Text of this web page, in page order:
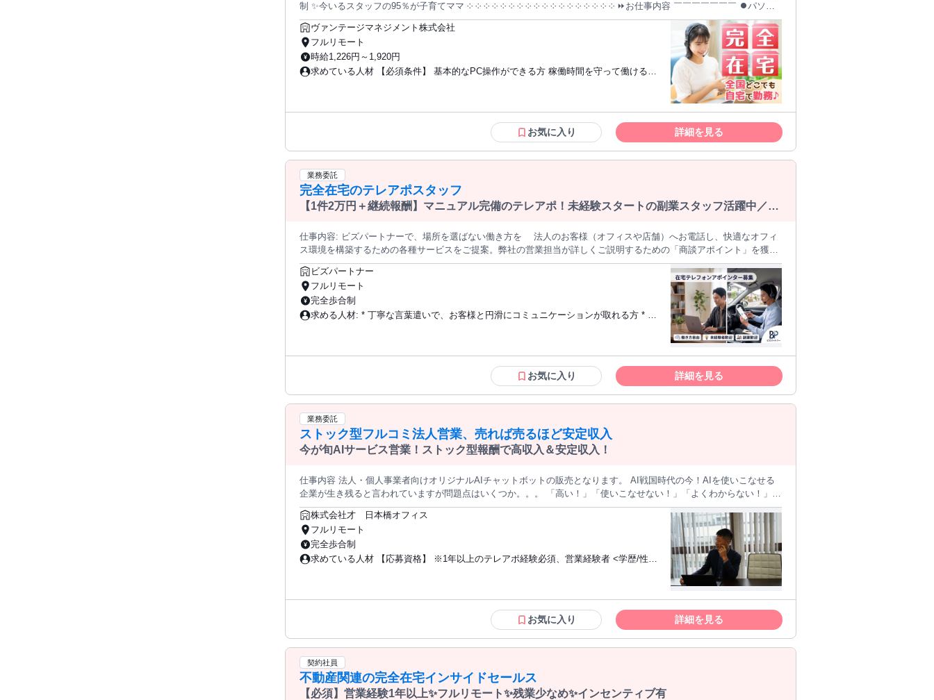
制 ✨今いるスタッフの95％が子育てママ ༶ ༶ ༶ ༶ ༶ ༶ ༶ ༶ ༶ ༶ ༶ ༶ ༶ ༶ ༶ ༶ ༶ ༶ ⏩お仕事内容 ￣￣￣￣￣￣￣ ⏺パソコ
ンでリストをチェック ⏺法人のお客様に電話をかける ⏺対応履歴を入力 …この繰り返し！ 何回かやれば 未経験の方で
もすぐに馴染めます！ 研修なども充実しているので まったく初心者の方でも大丈夫！ 特別難しい用語や 自分で営業ト
ークを考えながら 話すことはないので 安心してくださいね♫ ༶ ༶ ༶ ༶ ༶ ༶ ༶ ༶ ༶ ༶ ༶ ༶ ༶ ༶ ༶ ༶ ༶ ༶ ⭐ おすすめPOINT ⭐
￣￣￣￣￣￣￣￣￣￣￣￣ ✅在宅だから服装・髪型自由 顔出しナシ！声だけで対応OK 普段着のまま、画面に映らない
ので ノーメイクでも大丈夫♫ 「子育て中でメイクの時間がな～～い」 という方たちからも好評です！ ✅シフト融通抜
群！扶養内勤務もOK 週2日以上、週9時間以上の稼働を想定 （その場合、曜日・時間は自由です！） ＜例＞ 週4日×1
日3時間や週3日×1日4時間、 稼ぎたい時は週5日×1日7～8時間など 1週間ごとに希望のシフトを 提出していただきま
す！ ✅各種マニュアル完備 当社が用意したリストに沿って 会話を進めていくのでカンタン！ 不安な方には 個別ロール
プレイングもご用意！ わからないことがあれば その都度チャットで質問してOK！ ✅必要機材少なめで今すぐスタート
PC1台とマイク付きヘッドホン１つ、 光回線のネット環境があれば あとはなんにも必要ナシ！ ✅各種証明書の発行対
応可能 ༶ ༶ ༶ ༶ ༶ ༶ ༶ ༶ ༶ ༶ ༶ ༶ ༶ ༶ ༶ ༶ ༶ ༶
ヴァンテージマネジメント株式会社
フルリモート
時給1,226円～1,920円
求めている人材 【必須条件】 基本的なPC操作ができる方 稼働時間を守って働ける方
ポの経験がある方 ✋BtoB営業の経験がある方 ✋明るくハキハキと会話ができる方 ༶ ༶
迎 ✅主婦・主夫歓迎 ✅副業・WワークOK ✅ブランクOK ✅経験者歓迎／経験者・有資
格者歓迎 ✅年齢不問 ✅学歴不問 ✅既卒歓迎／第二新卒歓迎 ✅転職回数不問 ✅フルリモ
ート（完全在宅） ✅在宅OK／住宅勤務（リモートワーク）OK ✨長期歓迎 ✨職種変更
なし ✨高定着率！働きやすさ抜群のお仕事！ ⸜⸜ さらにこちらもPOINT ⸝⸝ ✱急募！即
日勤務OK ✱大量募集／大型募集 ✱中途入社50％以上 ✱面接1回 ✱リモート面接Ok ༶
お気に入り 詳細を見る
業務委託
完全在宅のテレアポスタッフ
【1件2万円＋継続報酬】マニュアル完備のテレアポ！未経験スタートの副業スタッフ活躍中／丁
仕事内容: ビズパートナーで、場所を選ばない働き方を 法人のお客様（オフィスや店舗）へお電話し、快適なオフィ
ス環境を構築するための各種サービスをご提案。弊社の営業担当が詳しくご説明するための「商談アポイント」を獲得
していただくお仕事です。 【多彩なソリューションで企業の「困りごと」を解決】 単一の商品を売るのではなく、企
業の経営課題に合わせた多角的な提案が可能です。 * 次世代型オフィスDX支援：ネットワーク環境の最適化や、最新セ
キュリティ（UTM）による社内データの保護をご提案。 * 企業の「固定費」最適化プラン：新電力への切り替えや最新
の省エネ機器・複合機導入によるコスト削減をサポート。 * オンライン集客・ブランディング支援：最新トレンドを取
り入れたWebサイト制作やSNS活用による集客力向上をご提案。 * 持続可能なエネルギー戦略：太陽光発電や蓄電池の
リストに沿って架電します（開拓不要）。 * ご案内：スクリプト（台本）に沿ってサービスの特徴を伝えます。 * 日程
調整：興味をお持ちいただけたら、訪問やWeb面談の日時を約束します。 * 結果入力：専用フォームに稼働結果を簡易
ビズパートナー
フルリモート
完全歩合制
求める人材: * 丁寧な言葉遣いで、お客様と円滑にコミュニケーションが取れる方 * 自
お気に入り 詳細を見る
業務委託
ストック型フルコミ法人営業、売れば売るほど安定収入
今が旬AIサービス営業！ストック型報酬で高収入＆安定収入！
仕事内容 法人・個人事業者向けオリジナルAIチャットボットの販売となります。 AI戦国時代の今！AIを使いこなせる
企業が生き残ると言われていますが問題点はいくつか。。。 「高い！」「使いこなせない！」「よくわからない！」
法人のAI利用率は世界的に日本は遅れています。古い体質と新しいものを受け入れるスピードが遅いのが日本の現状 AI
化は進む一方で導入している企業はまだまだブルーオーシャン！ 営業力１つで案件獲得も難しくありません！ しか
も！弊社サービスは「業界最安値といってもいい価格」+「フォローアップは当社でしっかりサポート」 安心してお使
いいただけます。 受注すればするほど安定収入！高収入！ 定価月額50000円 初期費用50000円（税抜き）のサービスと
なります。 初期費用50000円から100000円の幅で獲得してください。50000円以上の契約分は全てお支払いします。 月
額50000円分は50％を解約があるまで毎月お支払いいたします。 つまり！月に２件でも契約いただければ毎月ストック
収入が5万円づつ増える計算です。 １年後には何もしなくても毎月60万円の収入になります！ 育成型のオリジナルＡＩ
サービスになりますので解約率は低く１度獲得していただければ高確率で継続となります。 【お任せしたいお仕事】
※営業のみの業務になります。 業務内容 ・法人向けの提案営業 ・商談、ヒアリング、契約獲得（ＡＩサービス） ※契
約書をお渡ししますので契約時契約書の取り交わしも可能ならお願いしております。 ・契約後の対応は弊社サポート営
業が対応。 ・営業活動（アポ取り、現地商談、オンライン商談など） ※関東県内に限りご相談いただければ弊社営業
を実施いたします。 皆さんの頑張りも営業部の成績にプラスされるため真剣にサポートしますのでご安心ください！
✅急成長中のAI市場が戦いの舞台です！ 「AIを使う企業と使わない企業では３年後の成長に圧倒的差がでる」と言われ
ている、 いつやるの？今でしょ！というまさに今導入すべきサービスです。 あなたの電話一本、提案で企業のこれか
株式会社才 日本橋オフィス
フルリモート
完全歩合制
求めている人材 【応募資格】 ※1年以上のテレアポ経験必須、営業経験者 <学歴/性別/
女性問わず！ ＊フリーランス、ノマドワーカー、 リモート、テレワークとして働きた
様々な場所からご応募可能です！ ※弊社の訪問サービスは関東県内に限ります。 遠方
のお客様に関してはWEB面談サポート、電話、メールサポートにて お客様満足、継続
をしていきます。 ※北海道、九州にもお客様がいらっしゃいます。 【このような方は
ピッタリ！】 ✅やった分だけ収入にしていきたい！稼ぎたい方！ ✅コミュニケーショ
ンに自信がある方！ ✅自身の営業スキルを伸ばしたい！試したい方！ ✅ストック収入
お気に入り 詳細を見る
契約社員
不動産関連の完全在宅インサイドセールス
【必須】営業経験1年以上✨フルリモート✨残業少なめ✨インセンティブ有